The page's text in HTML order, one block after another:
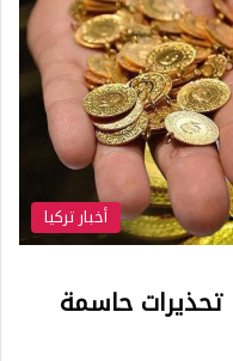
أخبار تركيا
دليل شراء الذهب 2026: 10 تحذيرات حاسمة